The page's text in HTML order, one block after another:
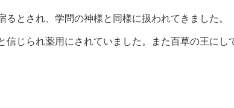
とされ、学問の神様と同様に扱われてきました。
じられ薬用にされていました。また百草の王にし